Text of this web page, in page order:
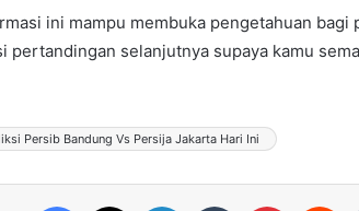
ini mampu membuka pengetahuan bagi
pertandingan selanjutnya supaya kamu
Persib Bandung Vs Persija Jakarta Hari Ini